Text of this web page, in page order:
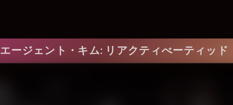
エージェント・キム: リアクティべーティッド